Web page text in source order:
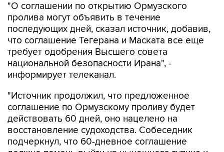
"О соглашении по открытию Ормузского
пролива могут объявить в течение
последующих дней, сказал источник, добавив,
что соглашение Тегерана и Маската все еще
требует одобрения Высшего совета
национальной безопасности Ирана", -
информирует телеканал.
"Источник продолжил, что предложенное
соглашение по Ормузскому проливу будет
действовать 60 дней, оно нацелено на
восстановление судоходства. Собеседник
подчеркнул, что 60-дневное соглашение